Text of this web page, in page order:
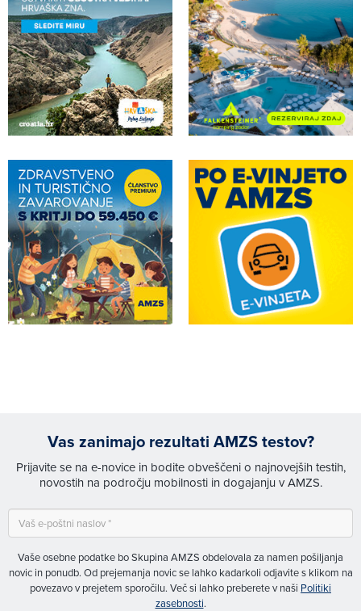
Vas zanimajo rezultati AMZS testov?
Prijavite se na e-novice in bodite obveščeni o najnovejših testih,
novostih na področju mobilnosti in dogajanju v AMZS.
Vaše osebne podatke bo Skupina AMZS obdelovala za namen pošiljanja
novic in ponudb. Od prejemanja novic se lahko kadarkoli odjavite s klikom na
povezavo v prejetem sporočilu. Več si lahko preberete v naši Politiki
zasebnosti.